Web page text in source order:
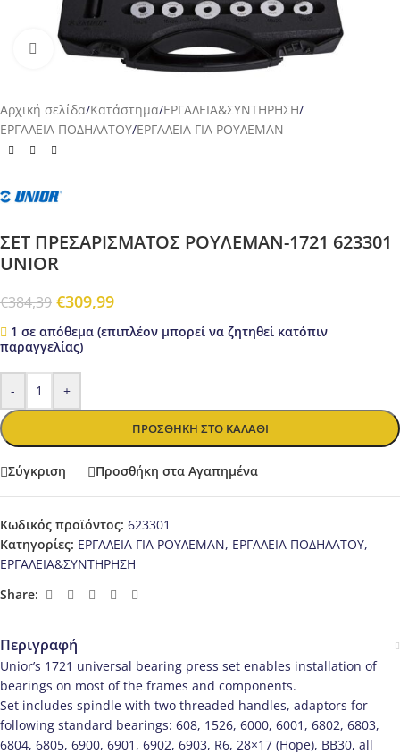
Προβολή
Αρχική σελίδα/Κατάστημα/ΕΡΓΑΛΕΙΑ&ΣΥΝΤΗΡΗΣΗ/
ΕΡΓΑΛΕΙΑ ΠΟΔΗΛΑΤΟΥ/ΕΡΓΑΛΕΙΑ ΓΙΑ ΡΟΥΛΕΜΑΝ
ΣΕΤ ΠΡΕΣΑΡΙΣΜΑΤΟΣ ΡΟΥΛΕΜΑΝ-1721 623301
UNIOR
€384,39 €309,99
1 σε απόθεμα (επιπλέον μπορεί να ζητηθεί κατόπιν
παραγγελίας)
- +
ΠΡΟΣΘΉΚΗ ΣΤΟ ΚΑΛΆΘΙ
Σύγκριση Προσθήκη στα Αγαπημένα
Κωδικός προϊόντος: 623301
Κατηγορίες: ΕΡΓΑΛΕΙΑ ΓΙΑ ΡΟΥΛΕΜΑΝ, ΕΡΓΑΛΕΙΑ ΠΟΔΗΛΑΤΟΥ,
ΕΡΓΑΛΕΙΑ&ΣΥΝΤΗΡΗΣΗ
Share:
Περιγραφή
Unior’s 1721 universal bearing press set enables installation of
bearings on most of the frames and components.
Set includes spindle with two threaded handles, adaptors for
following standard bearings: 608, 1526, 6000, 6001, 6802, 6803,
6804, 6805, 6900, 6901, 6902, 6903, R6, 28×17 (Hope), BB30, all